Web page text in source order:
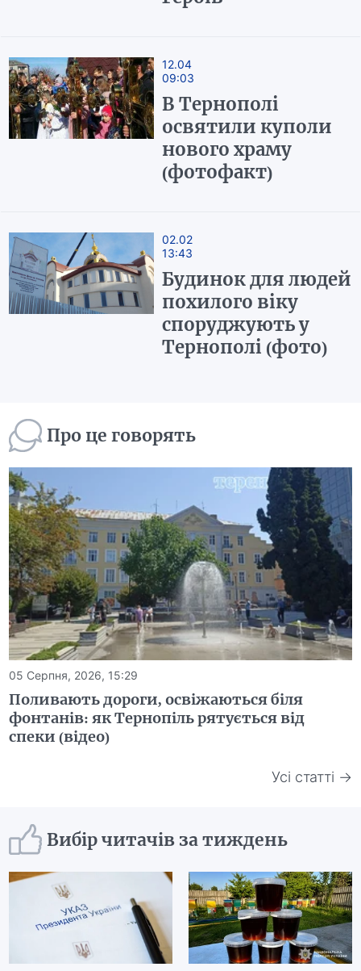
12.04
09:03
В Тернополі
освятили куполи
нового храму
(фотофакт)
02.02
13:43
Будинок для людей
похилого віку
споруджують у
Тернополі (фото)
Про це говорять
05 Серпня, 2026, 15:29
Поливають дороги, освіжаються біля
фонтанів: як Тернопіль рятується від
спеки (відео)
Усі статті →
Вибір читачів за тиждень